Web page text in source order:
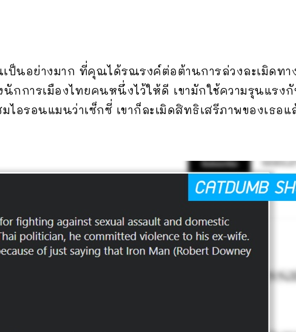
ป็นอย่างมาก ที่คุณได้รณรงค์ต่อต้านการล่วงละเมิดทา
การเมืองไทยคนหนึ่งไว้ให้ดี เขามักใช้ความรุนแรงกั
ไอรอนแมนว่าเซ็กซี่ เขาก็ละเมิดสิทธิเสรีภาพของเธอแ